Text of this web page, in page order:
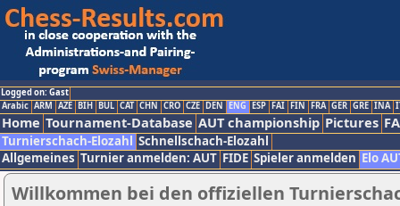
Logged on: Gast
Arabic ARM AZE BIH BUL CAT CHN CRO CZE DEN ENG ESP FAI FIN FRA GER GRE INA
Home Tournament-Database AUT championship Pictures
Turnierschach-Elozahl Schnellschach-Elozahl
Allgemeines Turnier anmelden: AUT FIDE Spieler anmelden Elo
Willkommen bei den offiziellen